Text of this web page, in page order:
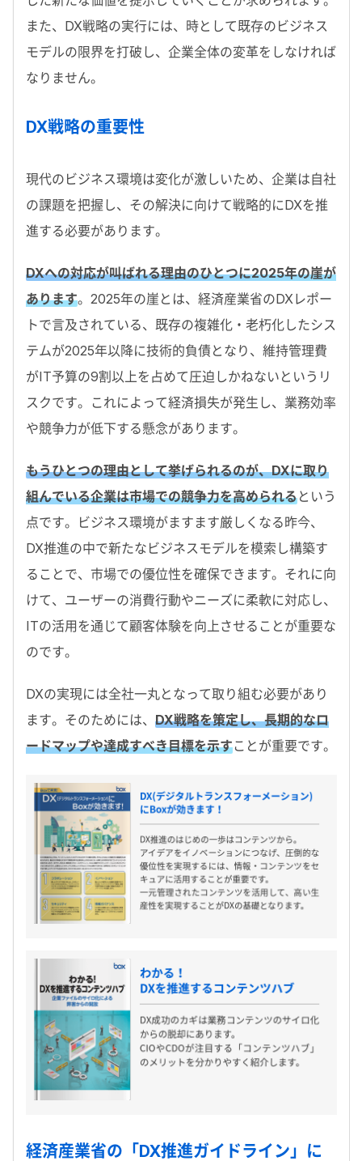
また、DX戦略の実行には、時として既存のビジネス
モデルの限界を打破し、企業全体の変革をしなければ
なりません。
DX戦略の重要性
現代のビジネス環境は変化が激しいため、企業は自社
の課題を把握し、その解決に向けて戦略的にDXを推
進する必要があります。
DXへの対応が叫ばれる理由のひとつに2025年の崖が
あります。2025年の崖とは、経済産業省のDXレポー
トで言及されている、既存の複雑化・老朽化したシス
テムが2025年以降に技術的負債となり、維持管理費
がIT予算の9割以上を占めて圧迫しかねないというリ
スクです。これによって経済損失が発生し、業務効率
や競争力が低下する懸念があります。
もうひとつの理由として挙げられるのが、DXに取り
組んでいる企業は市場での競争力を高められるという
点です。ビジネス環境がますます厳しくなる昨今、
DX推進の中で新たなビジネスモデルを模索し構築す
ることで、市場での優位性を確保できます。それに向
けて、ユーザーの消費行動やニーズに柔軟に対応し、
ITの活用を通じて顧客体験を向上させることが重要な
のです。
DXの実現には全社一丸となって取り組む必要があり
ます。そのためには、 DX戦略を策定し、長期的なロ
ードマップや達成すべき目標を示すことが重要です。
経済産業省の「DX推進ガイドライン」に